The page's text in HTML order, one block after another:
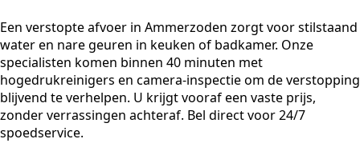
Een verstopte afvoer in Ammerzoden zorgt voor stilstaand
water en nare geuren in keuken of badkamer. Onze
specialisten komen binnen 40 minuten met
hogedrukreinigers en camera-inspectie om de verstopping
blijvend te verhelpen. U krijgt vooraf een vaste prijs,
zonder verrassingen achteraf. Bel direct voor 24/7
spoedservice.